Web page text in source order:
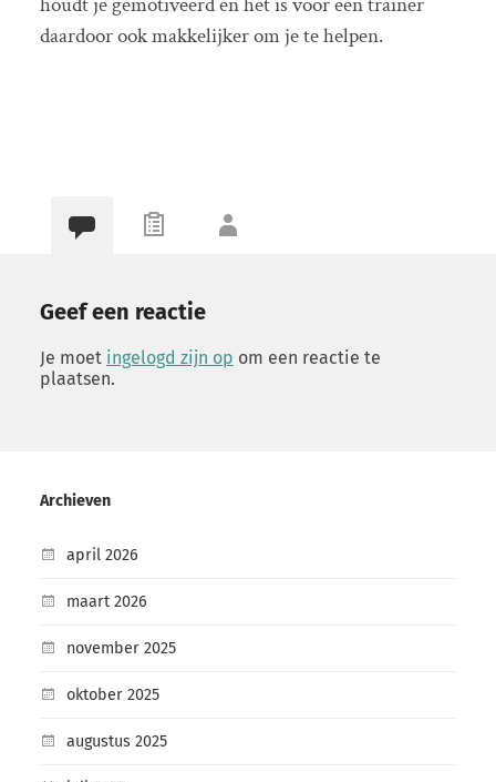
daardoor ook makkelijker om je te helpen.
Geef een reactie
Je moet ingelogd zijn op om een reactie te
plaatsen.
Archieven
april 2026
maart 2026
november 2025
oktober 2025
augustus 2025